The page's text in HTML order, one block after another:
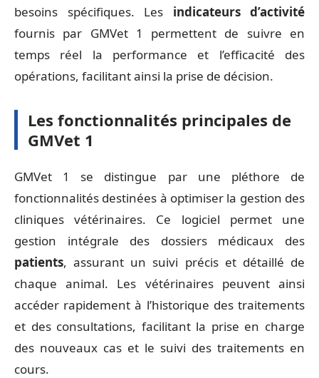
besoins spécifiques. Les indicateurs d’activité
fournis par GMVet 1 permettent de suivre en
temps réel la performance et l’efficacité des
opérations, facilitant ainsi la prise de décision.
Les fonctionnalités principales de
GMVet 1
GMVet 1 se distingue par une pléthore de
fonctionnalités destinées à optimiser la gestion des
cliniques vétérinaires. Ce logiciel permet une
gestion intégrale des dossiers médicaux des
patients, assurant un suivi précis et détaillé de
chaque animal. Les vétérinaires peuvent ainsi
accéder rapidement à l’historique des traitements
et des consultations, facilitant la prise en charge
des nouveaux cas et le suivi des traitements en
cours.